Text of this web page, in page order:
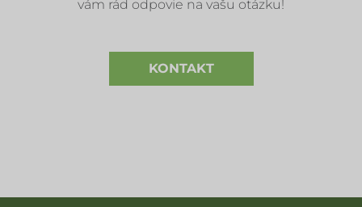
vám rád odpovie na vašu otázku!
KONTAKT